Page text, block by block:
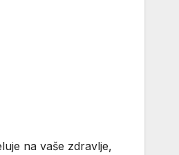
na vaše zdravlje,